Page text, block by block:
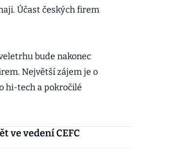
Účast českých firem
bude nakonec
Největší zájem je o
hi-tech a pokročilé
ve vedení CEFC